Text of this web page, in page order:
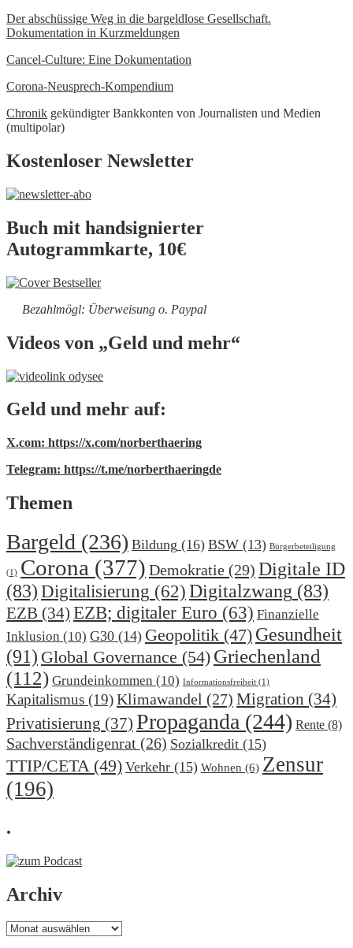
Der abschüssige Weg in die bargeldlose Gesellschaft.
Dokumentation in Kurzmeldungen
Cancel-Culture: Eine Dokumentation
Corona-Neusprech-Kompendium
Chronik gekündigter Bankkonten von Journalisten und Medien
(multipolar)
Kostenloser Newsletter
Buch mit handsignierter
Autogrammkarte, 10€
Bezahlmögl: Überweisung o. Paypal
Videos von „Geld und mehr“
Geld und mehr auf:
X.com: https://x.com/norberthaering
Telegram: https://t.me/norberthaeringde
Themen
Bargeld (236) Bildung (16) BSW (13) Bürgerbeteiligung
(1) Corona (377) Demokratie (29) Digitale ID
(83) Digitalisierung (62) Digitalzwang (83)
EZB (34) EZB; digitaler Euro (63) Finanzielle
Inklusion (10) G30 (14) Geopolitik (47) Gesundheit
(91) Global Governance (54) Griechenland
(112) Grundeinkommen (10) Informationsfreiheit (1)
Kapitalismus (19)Klimawandel (27) Migration (34)
Privatisierung (37) Propaganda (244) Rente (8)
Sachverständigenrat (26) Sozialkredit (15)
TTIP/CETA(49) Verkehr (15) Wohnen (6) Zensur
(196)
.
Archiv
Archiv